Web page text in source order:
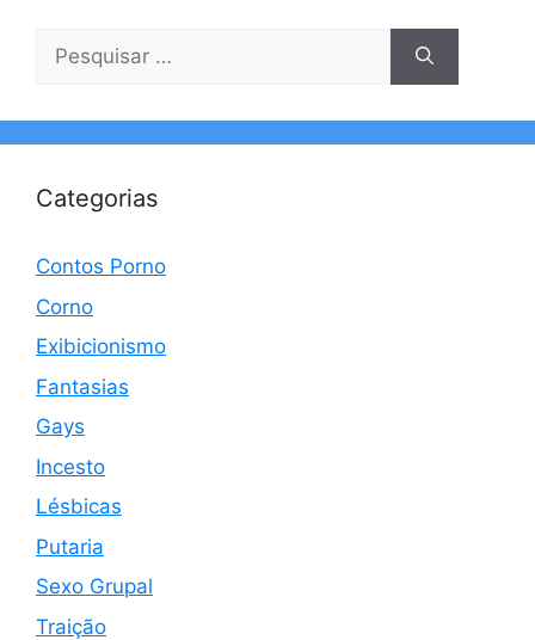
Pesquisar
Categorias
Contos Porno
Corno
Exibicionismo
Fantasias
Gays
Incesto
Lésbicas
Putaria
Sexo Grupal
Traição